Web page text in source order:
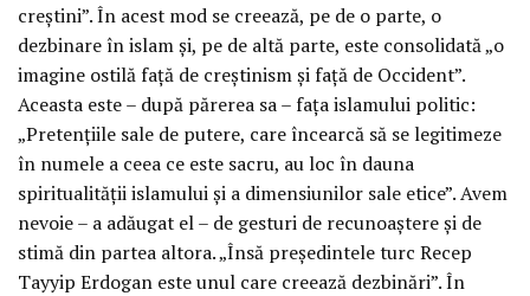
creștini”. În acest mod se creează, pe de o parte, o
dezbinare în islam și, pe de altă parte, este consolidată „o
imagine ostilă față de creștinism și față de Occident”.
Aceasta este – după părerea sa – fața islamului politic:
„Pretențiile sale de putere, care încearcă să se legitimeze
în numele a ceea ce este sacru, au loc în dauna
spiritualității islamului și a dimensiunilor sale etice”. Avem
nevoie – a adăugat el – de gesturi de recunoaștere și de
stimă din partea altora. „Însă președintele turc Recep
Tayyip Erdogan este unul care creează dezbinări”. În